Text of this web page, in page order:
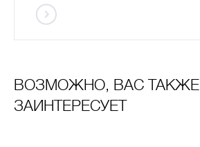
ВОЗМОЖНО, ВАС ТАКЖЕ
ЗАИНТЕРЕСУЕТ